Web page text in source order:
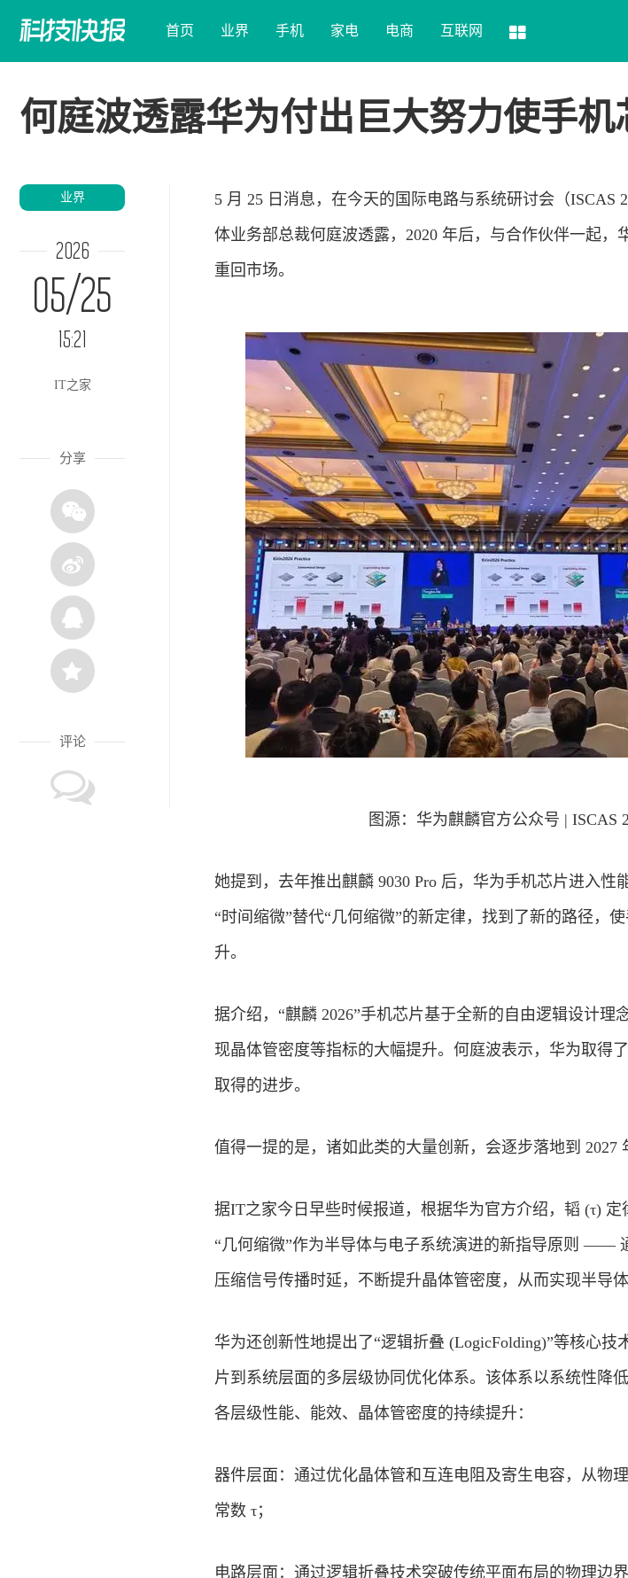
首页 业界 手机 家电 电商 互联网
何庭波透露华为付出巨大努力使手
业界
2026
05/25
15:21
IT之家
分享
评论
5 月 25 日消息，在今天的国际电路与系统研讨会（ISCAS
体业务部总裁何庭波透露，2020 年后，与合作伙伴一起，
重回市场。
图源：华为麒麟官方公众号 | ISCAS
她提到，去年推出麒麟 9030 Pro 后，华为手机芯片进入性
“时间缩微”替代“几何缩微”的新定律，找到了新的路径，
升。
据介绍，“麒麟 2026”手机芯片基于全新的自由逻辑设计理
现晶体管密度等指标的大幅提升。何庭波表示，华为取得
取得的进步。
值得一提的是，诸如此类的大量创新，会逐步落地到 2027
据IT之家今日早些时候报道，根据华为官方介绍，韬 (τ) 定
“几何缩微”作为半导体与电子系统演进的新指导原则 ——
压缩信号传播时延，不断提升晶体管密度，从而实现半导
华为还创新性地提出了“逻辑折叠 (LogicFolding)”等核心技
片到系统层面的多层级协同优化体系。该体系以系统性降
各层级性能、能效、晶体管密度的持续提升：
器件层面：通过优化晶体管和互连电阻及寄生电容，从物
常数 τ；
电路层面：通过逻辑折叠技术突破传统平面布局的物理边